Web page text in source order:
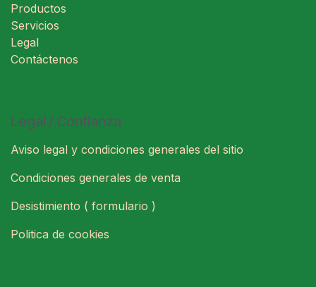
Productos
Servicios
Legal
Contáctenos
Legal / Confianza
Aviso legal y condiciones generales del sitio
Condiciones generales de venta
Desistimiento ( formulario )
Politica de cookies